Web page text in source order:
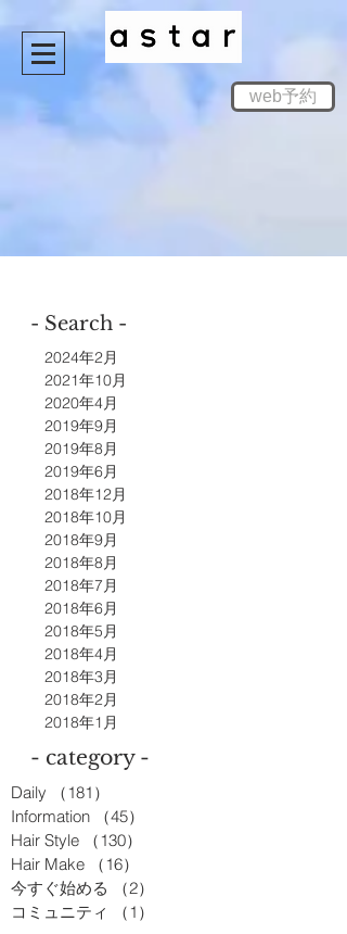
web予約
- Search -
2024年2月
2021年10月
2020年4月
2019年9月
2019年8月
2019年6月
2018年12月
2018年10月
2018年9月
2018年8月
2018年7月
2018年6月
2018年5月
2018年4月
2018年3月
2018年2月
2018年1月
- category -
Daily （181）
Information
（45）
Hair Style
（130）
Hair Make
（16）
今すぐ始める
（2）
コミュニティ
（1）